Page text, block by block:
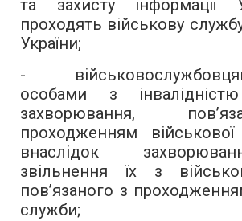
та захисту інформації
проходять військову
України;
-
особами з
захворювання,
проходженням
внаслідок
звільнення їх з
пов’язаного з
служби;